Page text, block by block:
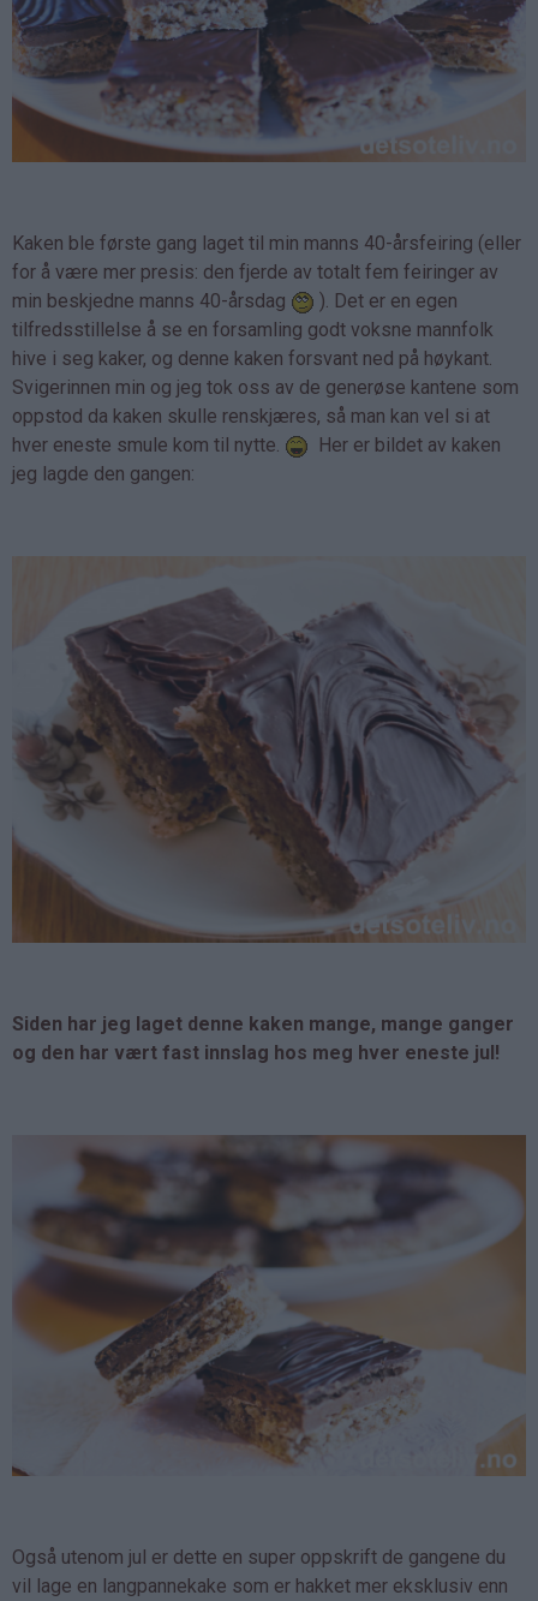
Kaken ble første gang laget til min manns 40-årsfeiring (eller
for å være mer presis: den fjerde av totalt fem feiringer av
min beskjedne manns 40-årsdag
). Det er en egen
tilfredsstillelse å se en forsamling godt voksne mannfolk
hive i seg kaker, og denne kaken forsvant ned på høykant.
Svigerinnen min og jeg tok oss av de generøse kantene som
oppstod da kaken skulle renskjæres, så man kan vel si at
hver eneste smule kom til nytte.
Her er bildet av kaken
jeg lagde den gangen:
Siden har jeg laget denne kaken mange, mange ganger
og den har vært fast innslag hos meg hver eneste jul!
Også utenom jul er dette en super oppskrift de gangene du
vil lage en langpannekake som er hakket mer eksklusiv enn